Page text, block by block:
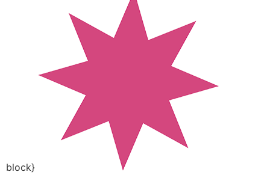
block}